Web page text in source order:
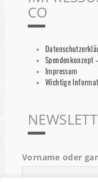
CO
Spendenkonzept
Impressum
Wichtige
Vorname oder